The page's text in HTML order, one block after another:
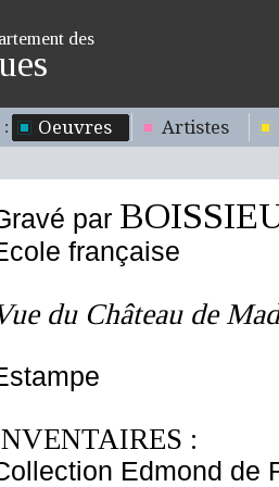
des
: Oeuvres Artistes
par
française
du Château de
:
Edmond de